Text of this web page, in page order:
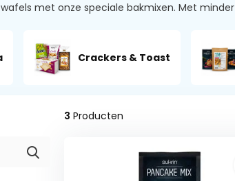
met onze speciale bakmixen. Met
Crackers & Toast
3 Producten